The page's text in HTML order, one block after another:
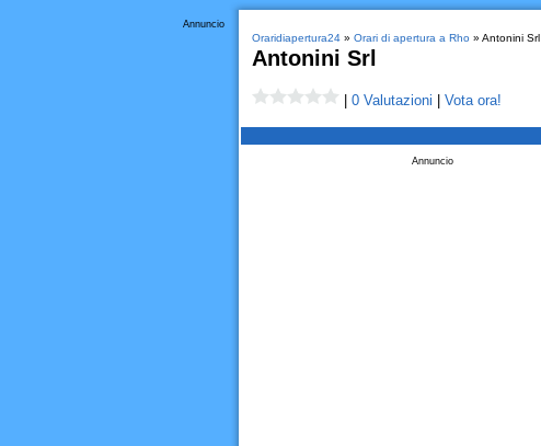
Annuncio
Oraridiapertura24» Orari di apertura a Rho» Antonini Srl
Antonini Srl
0 Valutazioni Vota ora!
Annuncio